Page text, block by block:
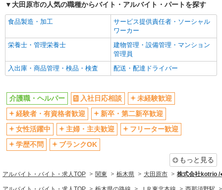
高収入・高額
ボーナス・賞与あり
昇給あり
完全週休2日制
禁煙・分煙
駅直結・駅チカ
車通勤OK
バイク通勤OK
自転車通勤OK
残業少なめ（月20h未満）
交通費支給
社会保険あり
産休・育休取得実績あり
退職金・財形貯蓄制度あり
各種手当（家族・役職・インセン
ティブなど）あり
制服貸与
研修制度あり
資格取得支援制度あり
医療・介護・福祉
大田原市の人気の職種からバイト・アルバイト・パートを探す
食品製造・加工
サービス提供責任者・ソーシャル
ワーカー
栄養士・管理栄養士
建物管理・設備管理・マンション
管理員
入出庫・商品管理・検品・検査
配送・配達ドライバー
介護職・ヘルパー 入社日応相談
未経験歓迎
経験者・有資格者歓迎
新卒・第二新卒歓迎
女性活躍中
主婦・主夫歓迎
フリーター歓迎
学歴不問
ブランクOK
もっと見る
アルバイト・バイト・求人TOP 関東 栃木県 大田原市 株式会社kotrio /